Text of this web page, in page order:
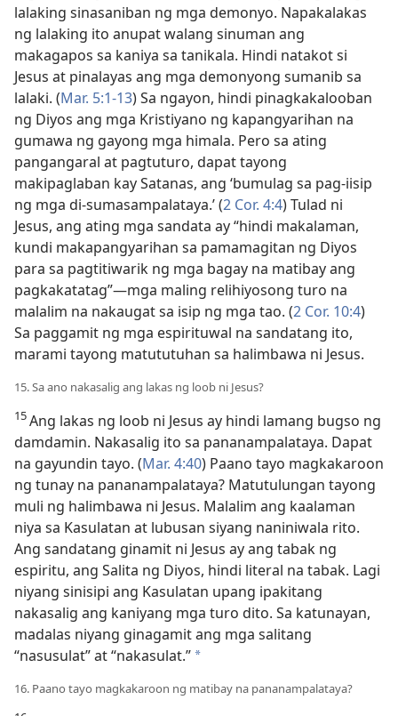
lalaking sinasaniban ng mga demonyo. Napakalakas
ng lalaking ito anupat walang sinuman ang
makagapos sa kaniya sa tanikala. Hindi natakot si
Jesus at pinalayas ang mga demonyong sumanib sa
lalaki. (Mar. 5:1-13) Sa ngayon, hindi pinagkakalooban
ng Diyos ang mga Kristiyano ng kapangyarihan na
gumawa ng gayong mga himala. Pero sa ating
pangangaral at pagtuturo, dapat tayong
makipaglaban kay Satanas, ang ‘bumulag sa pag-iisip
ng mga di-sumasampalataya.’ (2 Cor. 4:4) Tulad ni
Jesus, ang ating mga sandata ay “hindi makalaman,
kundi makapangyarihan sa pamamagitan ng Diyos
para sa pagtitiwarik ng mga bagay na matibay ang
pagkakatatag”​—mga maling relihiyosong turo na
malalim na nakaugat sa isip ng mga tao. (2 Cor. 10:4)
Sa paggamit ng mga espirituwal na sandatang ito,
marami tayong matututuhan sa halimbawa ni Jesus.
15. Sa ano nakasalig ang lakas ng loob ni Jesus?
15Ang lakas ng loob ni Jesus ay hindi lamang bugso ng
damdamin. Nakasalig ito sa pananampalataya. Dapat
na gayundin tayo. (Mar. 4:40) Paano tayo magkakaroon
ng tunay na pananampalataya? Matutulungan tayong
muli ng halimbawa ni Jesus. Malalim ang kaalaman
niya sa Kasulatan at lubusan siyang naniniwala rito.
Ang sandatang ginamit ni Jesus ay ang tabak ng
espiritu, ang Salita ng Diyos, hindi literal na tabak. Lagi
niyang sinisipi ang Kasulatan upang ipakitang
nakasalig ang kaniyang mga turo dito. Sa katunayan,
madalas niyang ginagamit ang mga salitang
“nasusulat” at “nakasulat.” *
16. Paano tayo magkakaroon ng matibay na pananampalataya?